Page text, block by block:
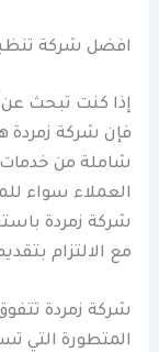
افضل شركة
إذا كنت تبحث
فإن شركة زمردة
شاملة من خدمات
العملاء سواء
شركة زمردة
مع الالتزام
شركة زمردة
المتطورة التي